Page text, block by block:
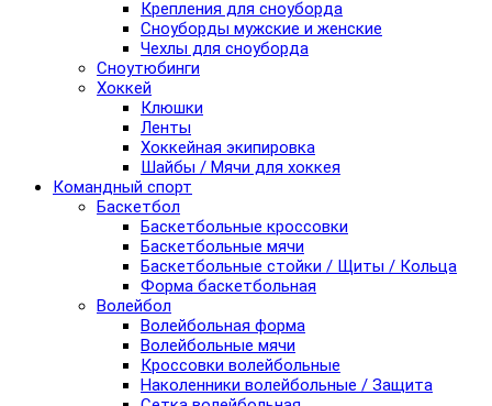
Крепления для сноуборда
Сноуборды мужские и женские
Чехлы для сноуборда
Сноутюбинги
Хоккей
Клюшки
Ленты
Хоккейная экипировка
Шайбы / Мячи для хоккея
Командный спорт
Баскетбол
Баскетбольные кроссовки
Баскетбольные мячи
Баскетбольные стойки / Щиты / Кольца
Форма баскетбольная
Волейбол
Волейбольная форма
Волейбольные мячи
Кроссовки волейбольные
Наколенники волейбольные / Защита